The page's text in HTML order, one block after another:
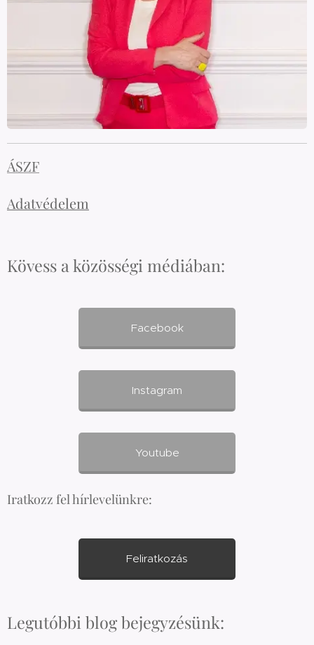
ÁSZF
Adatvédelem
Kövess a közösségi médiában:
Facebook
Instagram
Youtube
Iratkozz fel hírlevelünkre:
Feliratkozás
Legutóbbi blog bejegyzésünk: